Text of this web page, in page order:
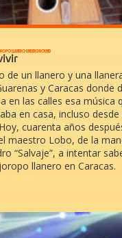
LLANERO UNDERGROUND
de un llanero y una
y Caracas donde
en las calles esa música
en casa, incluso
cuarenta años
maestro Lobo, de la
“Salvaje”, a intentar
llanero en Caracas.